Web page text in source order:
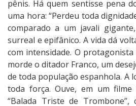
pênis. Há quem sentisse pena
uma hora: “Perdeu toda
comparado a um javali
surreal e epifânico. A vida dá
com intensidade. O
morde o ditador Franco, um
de toda população espanhola. A
toda força. Ouve, em um filme
“Balada Triste de Trombone”,